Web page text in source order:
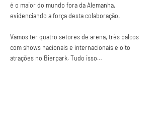
é o maior do mundo fora da Alemanha,
evidenciando a força desta colaboração.
Vamos ter quatro setores de arena, três palcos
com shows nacionais e internacionais e oito
atrações no Bierpark. Tudo isso…